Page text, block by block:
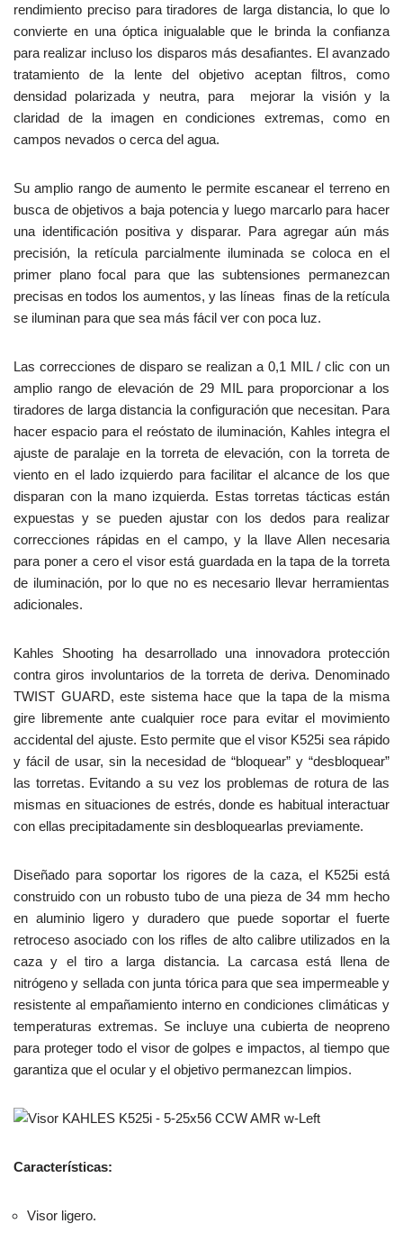
rendimiento preciso para tiradores de larga distancia, lo que lo
convierte en una óptica inigualable que le brinda la confianza
para realizar incluso los disparos más desafiantes. El avanzado
tratamiento de la lente del objetivo aceptan filtros, como
densidad polarizada y neutra, para mejorar la visión y la
claridad de la imagen en condiciones extremas, como en
campos nevados o cerca del agua.
Su amplio rango de aumento le permite escanear el terreno en
busca de objetivos a baja potencia y luego marcarlo para hacer
una identificación positiva y disparar. Para agregar aún más
precisión, la retícula parcialmente iluminada se coloca en el
primer plano focal para que las subtensiones permanezcan
precisas en todos los aumentos, y las líneas finas de la retícula
se iluminan para que sea más fácil ver con poca luz.
Las correcciones de disparo se realizan a 0,1 MIL / clic con un
amplio rango de elevación de 29 MIL para proporcionar a los
tiradores de larga distancia la configuración que necesitan. Para
hacer espacio para el reóstato de iluminación, Kahles integra el
ajuste de paralaje en la torreta de elevación, con la torreta de
viento en el lado izquierdo para facilitar el alcance de los que
disparan con la mano izquierda. Estas torretas tácticas están
expuestas y se pueden ajustar con los dedos para realizar
correcciones rápidas en el campo, y la llave Allen necesaria
para poner a cero el visor está guardada en la tapa de la torreta
de iluminación, por lo que no es necesario llevar herramientas
adicionales.
Kahles Shooting ha desarrollado una innovadora protección
contra giros involuntarios de la torreta de deriva. Denominado
TWIST GUARD, este sistema hace que la tapa de la misma
gire libremente ante cualquier roce para evitar el movimiento
accidental del ajuste. Esto permite que el visor K525i sea rápido
y fácil de usar, sin la necesidad de “bloquear” y “desbloquear”
las torretas. Evitando a su vez los problemas de rotura de las
mismas en situaciones de estrés, donde es habitual interactuar
con ellas precipitadamente sin desbloquearlas previamente.
Diseñado para soportar los rigores de la caza, el K525i está
construido con un robusto tubo de una pieza de 34 mm hecho
en aluminio ligero y duradero que puede soportar el fuerte
retroceso asociado con los rifles de alto calibre utilizados en la
caza y el tiro a larga distancia. La carcasa está llena de
nitrógeno y sellada con junta tórica para que sea impermeable y
resistente al empañamiento interno en condiciones climáticas y
temperaturas extremas. Se incluye una cubierta de neopreno
para proteger todo el visor de golpes e impactos, al tiempo que
garantiza que el ocular y el objetivo permanezcan limpios.
Características:
Visor ligero.